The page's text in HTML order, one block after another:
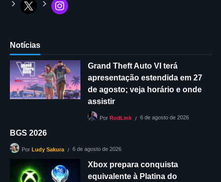
Notícias
Grand Theft Auto VI terá
apresentação estendida em 27
de agosto; veja horário e onde
assistir
Por RodLink 6 de agosto de 2026
BGS 2026
Por Ludy Sakura 6 de agosto de 2026
Xbox prepara conquista
equivalente à Platina do